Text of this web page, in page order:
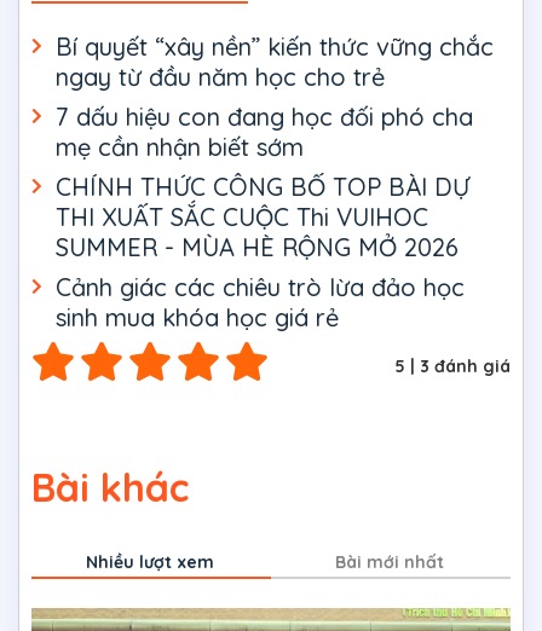
Bí quyết “xây nền” kiến thức vững chắc
ngay từ đầu năm học cho trẻ
7 dấu hiệu con đang học đối phó cha
mẹ cần nhận biết sớm
CHÍNH THỨC CÔNG BỐ TOP BÀI DỰ
THI XUẤT SẮC CUỘC Thi VUIHOC
SUMMER - MÙA HÈ RỘNG MỞ 2026
Cảnh giác các chiêu trò lừa đảo học
sinh mua khóa học giá rẻ
5 | 3 đánh giá
Bài khác
Nhiều lượt xem Bài mới nhất